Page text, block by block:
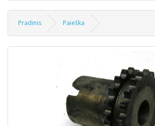
Pradinis Paieška